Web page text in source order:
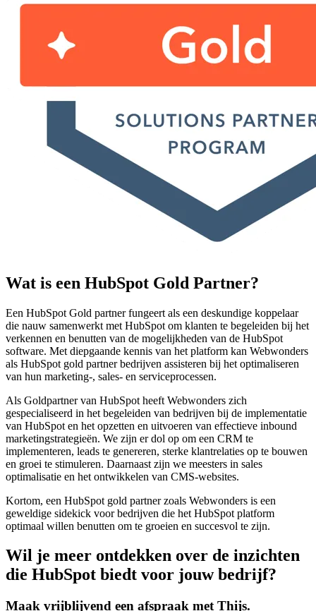
Wat is een HubSpot Gold Partner?
Een HubSpot Gold partner fungeert als een deskundige koppelaar
die nauw samenwerkt met HubSpot om klanten te begeleiden bij het
verkennen en benutten van de mogelijkheden van de HubSpot
software. Met diepgaande kennis van het platform kan Webwonders
als HubSpot gold partner bedrijven assisteren bij het optimaliseren
van hun marketing-, sales- en serviceprocessen.
Als Goldpartner van HubSpot heeft Webwonders zich
gespecialiseerd in het begeleiden van bedrijven bij de implementatie
van HubSpot en het opzetten en uitvoeren van effectieve inbound
marketingstrategieën. We zijn er dol op om een CRM te
implementeren, leads te genereren, sterke klantrelaties op te bouwen
en groei te stimuleren. Daarnaast zijn we meesters in sales
optimalisatie en het ontwikkelen van CMS-websites.
Kortom, een HubSpot gold partner zoals Webwonders is een
geweldige sidekick voor bedrijven die het HubSpot platform
optimaal willen benutten om te groeien en succesvol te zijn.
Wil je meer ontdekken over de inzichten
die HubSpot biedt voor jouw bedrijf?
Maak vrijblijvend een afspraak met Thijs.